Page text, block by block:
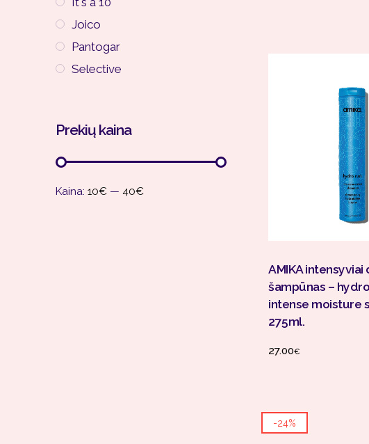
Joico
Pantogar
Selective
Prekių kaina
Kaina: 10€ — 40€
AMIKA intensyviai
šampūnas –
intense moisture
275ml.
27.00€
-24%